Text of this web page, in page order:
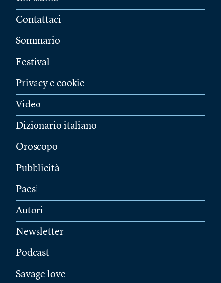
Contattaci
Sommario
Festival
Privacy e cookie
Video
Dizionario italiano
Oroscopo
Pubblicità
Paesi
Autori
Newsletter
Podcast
Savage love